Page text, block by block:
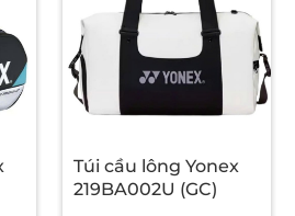
Túi cầu lông Yonex
219BA002U (GC)